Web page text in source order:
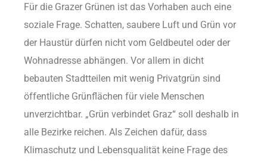
Für die Grazer Grünen ist das Vorhaben auch eine
soziale Frage. Schatten, saubere Luft und Grün vor
der Haustür dürfen nicht vom Geldbeutel oder der
Wohnadresse abhängen. Vor allem in dicht
bebauten Stadtteilen mit wenig Privatgrün sind
öffentliche Grünflächen für viele Menschen
unverzichtbar. „Grün verbindet Graz“ soll deshalb in
alle Bezirke reichen. Als Zeichen dafür, dass
Klimaschutz und Lebensqualität keine Frage des